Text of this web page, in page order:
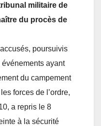
militaire de
du procès de
poursuivis
ayant
du campement
forces de l’ordre,
a repris le 8
à la sécurité